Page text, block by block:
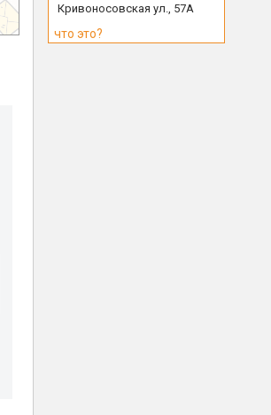
Кривоносовская ул., 57А
что это?